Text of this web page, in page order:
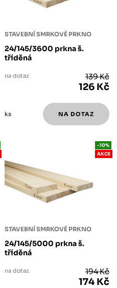
STAVEBNÍ SMRKOVÉ PRKNO
24/145/3600 prkna š.
tříděná
na dotaz 139 Kč
126 Kč
ks
STAVEBNÍ SMRKOVÉ PRKNO
24/145/5000 prkna š.
tříděná
-10%
AKCE
na dotaz 194 Kč
174 Kč